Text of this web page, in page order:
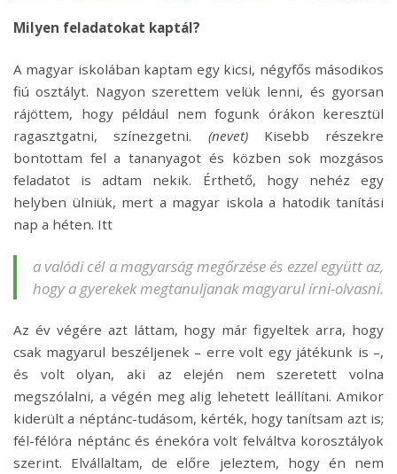
Milyen feladatokat kaptál?
A magyar iskolában kaptam egy kicsi, négyfős másodikos
fiú osztályt. Nagyon szerettem velük lenni, és gyorsan
rájöttem, hogy például nem fogunk órákon keresztül
ragasztgatni, színezgetni. (nevet)Kisebb részekre
bontottam fel a tananyagot és közben sok mozgásos
feladatot is adtam nekik. Érthető, hogy nehéz egy
helyben ülniük, mert a magyar iskola a hatodik tanítási
nap a héten. Itt
a valódi cél a magyarság megőrzése és ezzel együtt az,
hogy a gyerekek megtanuljanak magyarul írni-olvasni.
Az év végére azt láttam, hogy már figyeltek arra, hogy
csak magyarul beszéljenek – erre volt egy játékunk is –,
és volt olyan, aki az elején nem szeretett volna
megszólalni, a végén meg alig lehetett leállítani. Amikor
kiderült a néptánc-tudásom, kérték, hogy tanítsam azt is;
fél-félóra néptánc és énekóra volt felváltva korosztályok
szerint. Elvállaltam, de előre jeleztem, hogy én nem